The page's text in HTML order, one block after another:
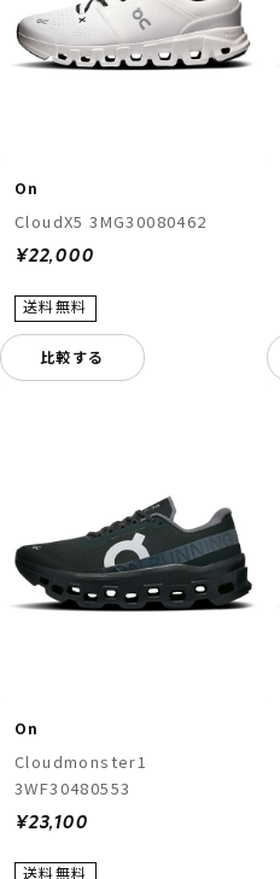
On
CloudX5 3MG30080462
¥22,000
比較する
On
Cloudmonster1
3WF30480553
¥23,100